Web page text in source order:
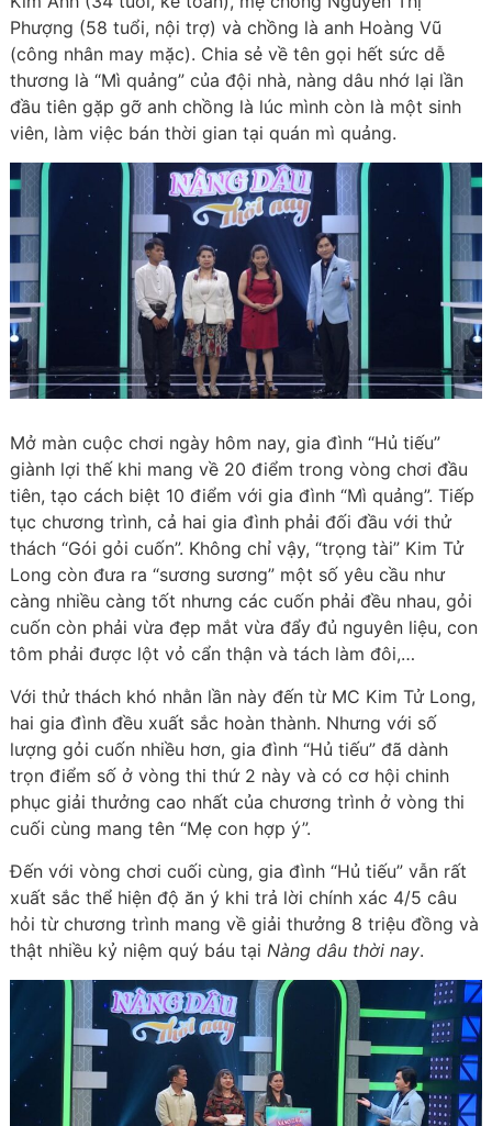
Phượng (58 tuổi, nội trợ) và chồng là anh Hoàng Vũ
(công nhân may mặc). Chia sẻ về tên gọi hết sức dễ
thương là “Mì quảng” của đội nhà, nàng dâu nhớ lại lần
đầu tiên gặp gỡ anh chồng là lúc mình còn là một sinh
viên, làm việc bán thời gian tại quán mì quảng.
Mở màn cuộc chơi ngày hôm nay, gia đình “Hủ tiếu”
giành lợi thế khi mang về 20 điểm trong vòng chơi đầu
tiên, tạo cách biệt 10 điểm với gia đình “Mì quảng”. Tiếp
tục chương trình, cả hai gia đình phải đối đầu với thử
thách “Gói gỏi cuốn”. Không chỉ vậy, “trọng tài” Kim Tử
Long còn đưa ra “sương sương” một số yêu cầu như
càng nhiều càng tốt nhưng các cuốn phải đều nhau, gỏi
cuốn còn phải vừa đẹp mắt vừa đẩy đủ nguyên liệu, con
tôm phải được lột vỏ cẩn thận và tách làm đôi,…
Với thử thách khó nhằn lần này đến từ MC Kim Tử Long,
hai gia đình đều xuất sắc hoàn thành. Nhưng với số
lượng gỏi cuốn nhiều hơn, gia đình “Hủ tiếu” đã dành
trọn điểm số ở vòng thi thứ 2 này và có cơ hội chinh
phục giải thưởng cao nhất của chương trình ở vòng thi
cuối cùng mang tên “Mẹ con hợp ý”.
Đến với vòng chơi cuối cùng, gia đình “Hủ tiếu” vẫn rất
xuất sắc thể hiện độ ăn ý khi trả lời chính xác 4/5 câu
hỏi từ chương trình mang về giải thưởng 8 triệu đồng và
thật nhiều kỷ niệm quý báu tại Nàng dâu thời nay.